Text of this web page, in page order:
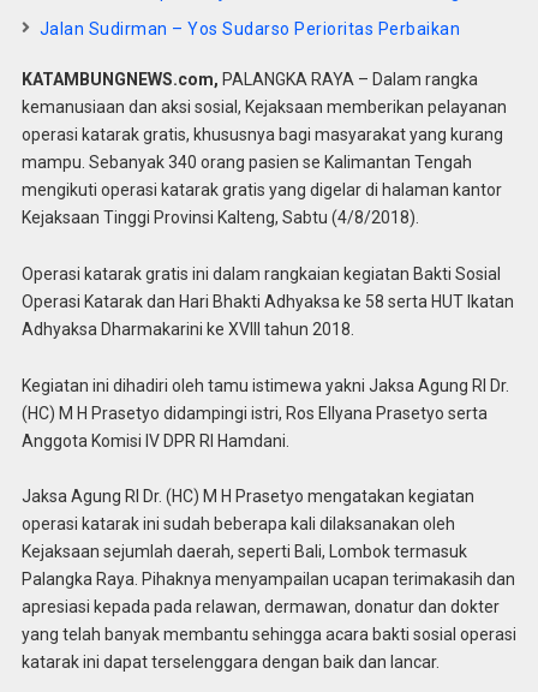
Jalan Sudirman – Yos Sudarso Perioritas Perbaikan
KATAMBUNGNEWS.com, PALANGKA RAYA – Dalam rangka
kemanusiaan dan aksi sosial, Kejaksaan memberikan pelayanan
operasi katarak gratis, khususnya bagi masyarakat yang kurang
mampu. Sebanyak 340 orang pasien se Kalimantan Tengah
mengikuti operasi katarak gratis yang digelar di halaman kantor
Kejaksaan Tinggi Provinsi Kalteng, Sabtu (4/8/2018).
Operasi katarak gratis ini dalam rangkaian kegiatan Bakti Sosial
Operasi Katarak dan Hari Bhakti Adhyaksa ke 58 serta HUT Ikatan
Adhyaksa Dharmakarini ke XVIII tahun 2018.
Kegiatan ini dihadiri oleh tamu istimewa yakni Jaksa Agung RI Dr.
(HC) M H Prasetyo didampingi istri, Ros Ellyana Prasetyo serta
Anggota Komisi IV DPR RI Hamdani.
Jaksa Agung RI Dr. (HC) M H Prasetyo mengatakan kegiatan
operasi katarak ini sudah beberapa kali dilaksanakan oleh
Kejaksaan sejumlah daerah, seperti Bali, Lombok termasuk
Palangka Raya. Pihaknya menyampailan ucapan terimakasih dan
apresiasi kepada pada relawan, dermawan, donatur dan dokter
yang telah banyak membantu sehingga acara bakti sosial operasi
katarak ini dapat terselenggara dengan baik dan lancar.